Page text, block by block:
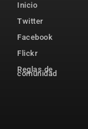
Inicio
Twitter
Facebook
Flickr
Reglas de
comunidad